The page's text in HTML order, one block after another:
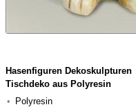
Hasenfiguren Dekoskulpturen
Tischdeko aus Polyresin
Polyresin